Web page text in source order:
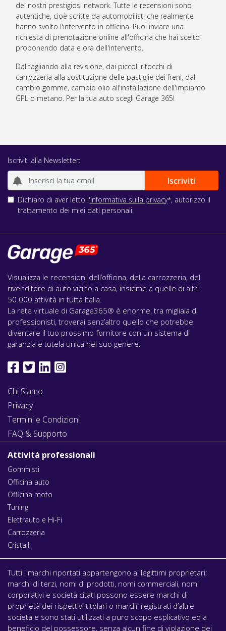
dei nostri prestigiosi network. Tutte le recensioni sono
autentiche, cioè scritte da automobilisti che realmente
hanno svolto l'intervento in officina. Puoi inviare una
richiesta di prenotazione online all'officina che hai scelto
proponendo data e ora dell'intervento.
Dal tagliando alla revisione, dai piccoli ritocchi di
carrozzeria alla sostituzione delle pastiglie dei freni, dal
cambio gomme, cambio olio all'installazione dell'impianto
GPL o metano. Per la tua auto scegli Garage 365!
Iscriviti alla Newsletter:
Dichiaro di aver letto l'informativa sulla privacy*, autorizzo il
trattamento dei miei dati personali.
Visualizza le recensioni dell’officina, della carrozzeria, del
rivenditore di auto vicino a casa, insieme a quelle di altri
50.000 attività in tutta Italia.
La rete virtuale di Garage365® è enorme, tra migliaia di
professionisti, troverai senz’altro quello che potrebbe
diventare il tuo prossimo fornitore con un sistema di
garanzia e tutela unica nel suo genere.
Chi Siamo
Privacy
Termini e Condizioni
FAQ & Supporto
Attività professionali
Gommisti
Officina auto
Officina moto
Tuning
Elettrauto e Hi-Fi
Carrozzeria
Cristalli
Tutti i marchi riportati appartengono ai legittimi proprietari;
marchi di terzi, nomi di prodotti, nomi commerciali, nomi
corporativi e società citati possono essere marchi di
proprietà dei rispettivi titolari o marchi registrati d’altre
società e sono stati utilizzati a puro scopo esplicativo ed a
beneficio del possessore, senza alcun fine di violazione dei